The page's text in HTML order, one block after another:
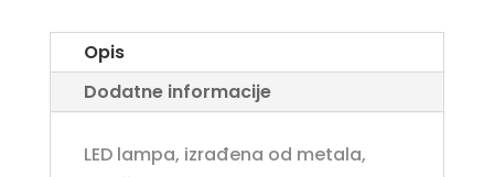
količina
Opis
Dodatne informacije
LED lampa, izrađena od metala,